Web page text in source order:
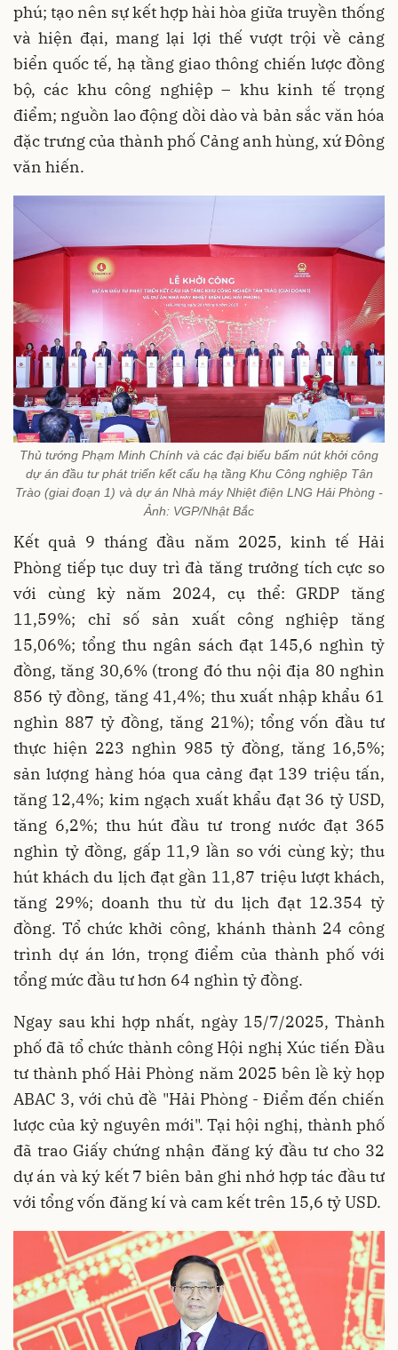
phú; tạo nên sự kết hợp hài hòa giữa truyền thống
và hiện đại, mang lại lợi thế vượt trội về cảng
biển quốc tế, hạ tầng giao thông chiến lược đồng
bộ, các khu công nghiệp – khu kinh tế trọng
điểm; nguồn lao động dồi dào và bản sắc văn hóa
đặc trưng của thành phố Cảng anh hùng, xứ Đông
văn hiến.
Thủ tướng Phạm Minh Chính và các đại biểu bấm nút khởi công
dự án đầu tư phát triển kết cấu hạ tầng Khu Công nghiệp Tân
Trào (giai đoạn 1) và dự án Nhà máy Nhiệt điện LNG Hải Phòng -
Ảnh: VGP/Nhật Bắc
Kết quả 9 tháng đầu năm 2025, kinh tế Hải
Phòng tiếp tục duy trì đà tăng trưởng tích cực so
với cùng kỳ năm 2024, cụ thể: GRDP tăng
11,59%; chỉ số sản xuất công nghiệp tăng
15,06%; tổng thu ngân sách đạt 145,6 nghìn tỷ
đồng, tăng 30,6% (trong đó thu nội địa 80 nghìn
856 tỷ đồng, tăng 41,4%; thu xuất nhập khẩu 61
nghìn 887 tỷ đồng, tăng 21%); tổng vốn đầu tư
thực hiện 223 nghìn 985 tỷ đồng, tăng 16,5%;
sản lượng hàng hóa qua cảng đạt 139 triệu tấn,
tăng 12,4%; kim ngạch xuất khẩu đạt 36 tỷ USD,
tăng 6,2%; thu hút đầu tư trong nước đạt 365
nghìn tỷ đồng, gấp 11,9 lần so với cùng kỳ; thu
hút khách du lịch đạt gần 11,87 triệu lượt khách,
tăng 29%; doanh thu từ du lịch đạt 12.354 tỷ
đồng. Tổ chức khởi công, khánh thành 24 công
trình dự án lớn, trọng điểm của thành phố với
tổng mức đầu tư hơn 64 nghìn tỷ đồng.
Ngay sau khi hợp nhất, ngày 15/7/2025, Thành
phố đã tổ chức thành công Hội nghị Xúc tiến Đầu
tư thành phố Hải Phòng năm 2025 bên lề kỳ họp
ABAC 3, với chủ đề "Hải Phòng - Điểm đến chiến
lược của kỷ nguyên mới". Tại hội nghị, thành phố
đã trao Giấy chứng nhận đăng ký đầu tư cho 32
dự án và ký kết 7 biên bản ghi nhớ hợp tác đầu tư
với tổng vốn đăng kí và cam kết trên 15,6 tỷ USD.